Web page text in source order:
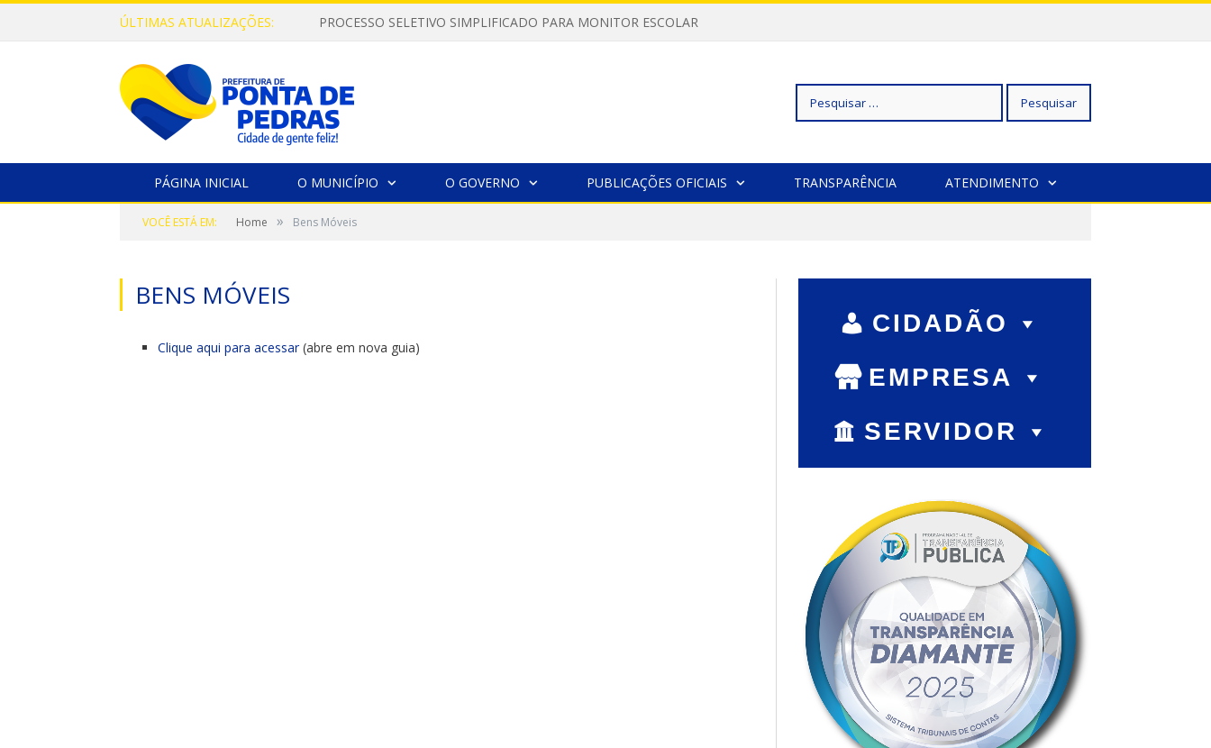
ÚLTIMAS ATUALIZAÇÕES: PROCESSO SELETIVO SIMPLIFICADO PARA MONITOR ESCOLAR
Pesquisar
PÁGINA INICIAL O MUNICÍPIO O GOVERNO PUBLICAÇÕES OFICIAIS TRANSPARÊNCIA ATENDIMENTO
VOCÊ ESTÁ EM: Home » Bens Móveis
BENS MÓVEIS
Clique aqui para acessar(abre em nova guia)
CIDADÃO
EMPRESA
SERVIDOR